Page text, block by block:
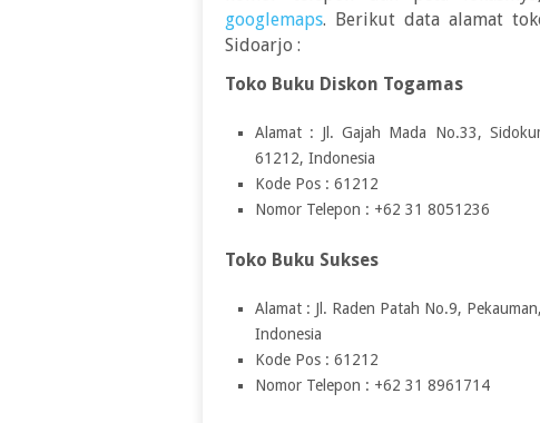
googlemaps. Berikut data alamat
Sidoarjo :
Toko Buku Diskon Togamas
Alamat : Jl. Gajah Mada No.33,
61212, Indonesia
Kode Pos : 61212
Nomor Telepon : +62 31 8051236
Toko Buku Sukses
Alamat : Jl. Raden Patah No.9,
Indonesia
Kode Pos : 61212
Nomor Telepon : +62 31 8961714